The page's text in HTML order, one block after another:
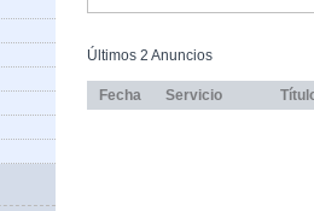
Últimos 2 Anuncios
Fecha Servicio